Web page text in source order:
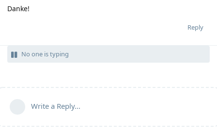
Danke!
Reply
No one is typing
Write a Reply...